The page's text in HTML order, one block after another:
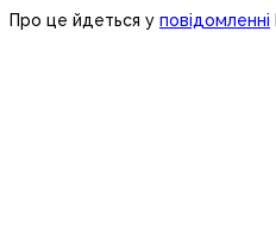
Про це йдеться у повідомленні